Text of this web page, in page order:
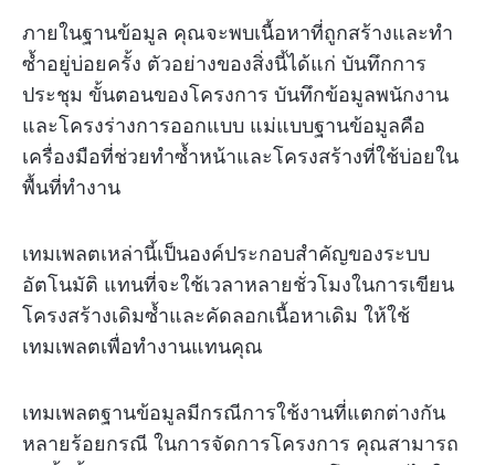
ภายในฐานข้อมูล คุณจะพบเนื้อหาที่ถูกสร้างและทำ
ซ้ำอยู่บ่อยครั้ง ตัวอย่างของสิ่งนี้ได้แก่ บันทึกการ
ประชุม ขั้นตอนของโครงการ บันทึกข้อมูลพนักงาน
และโครงร่างการออกแบบ แม่แบบฐานข้อมูลคือ
เครื่องมือที่ช่วยทำซ้ำหน้าและโครงสร้างที่ใช้บ่อยใน
พื้นที่ทำงาน
เทมเพลตเหล่านี้เป็นองค์ประกอบสำคัญของระบบ
อัตโนมัติ แทนที่จะใช้เวลาหลายชั่วโมงในการเขียน
โครงสร้างเดิมซ้ำและคัดลอกเนื้อหาเดิม ให้ใช้
เทมเพลตเพื่อทำงานแทนคุณ
เทมเพลตฐานข้อมูลมีกรณีการใช้งานที่แตกต่างกัน
หลายร้อยกรณี ในการจัดการโครงการ คุณสามารถ